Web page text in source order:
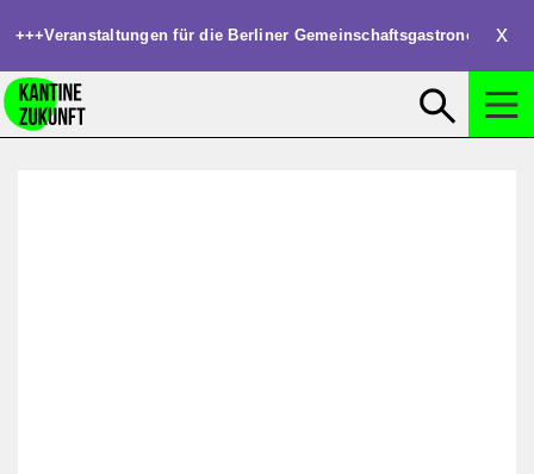
Suchen
Suche öffnen
+++Veranstaltungen für die Berliner Gemeinschaftsgastronomie: